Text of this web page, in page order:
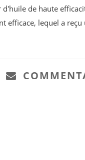
d'huile de haute
efficace, lequel a